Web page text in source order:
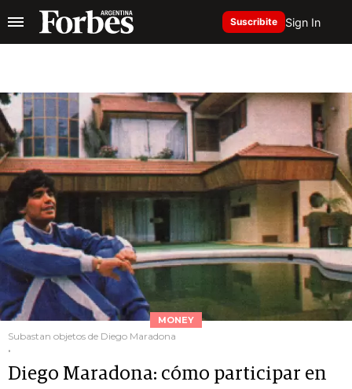
Suscribite Sign In
MONEY
Subastan objetos de Diego Maradona
.
Diego Maradona: cómo participar en